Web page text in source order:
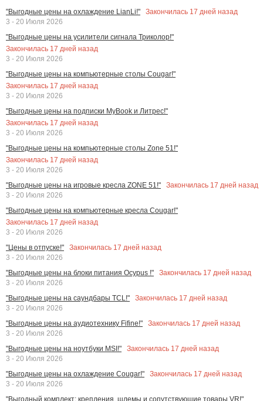
"Выгодные цены на охлаждение LianLi!"
Закончилась 17 дней назад
3 - 20 Июля 2026
"Выгодные цены на усилители сигнала Триколор!"
Закончилась 17 дней назад
3 - 20 Июля 2026
"Выгодные цены на компьютерные столы Cougar!"
Закончилась 17 дней назад
3 - 20 Июля 2026
"Выгодные цены на подписки MyBook и Литрес!"
Закончилась 17 дней назад
3 - 20 Июля 2026
"Выгодные цены на компьютерные столы Zone 51!"
Закончилась 17 дней назад
3 - 20 Июля 2026
"Выгодные цены на игровые кресла ZONE 51!"
Закончилась 17 дней назад
3 - 20 Июля 2026
"Выгодные цены на компьютерные кресла Cougar!"
Закончилась 17 дней назад
3 - 20 Июля 2026
"Цены в отпуске!"
Закончилась 17 дней назад
3 - 20 Июля 2026
"Выгодные цены на блоки питания Ocypus !"
Закончилась 17 дней назад
3 - 20 Июля 2026
"Выгодные цены на саундбары TCL!"
Закончилась 17 дней назад
3 - 20 Июля 2026
"Выгодные цены на аудиотехнику Fifine!"
Закончилась 17 дней назад
3 - 20 Июля 2026
"Выгодные цены на ноутбуки MSI!"
Закончилась 17 дней назад
3 - 20 Июля 2026
"Выгодные цены на охлаждение Cougar!"
Закончилась 17 дней назад
3 - 20 Июля 2026
"Выгодный комплект: крепления, шлемы и сопутствующие товары VR!"